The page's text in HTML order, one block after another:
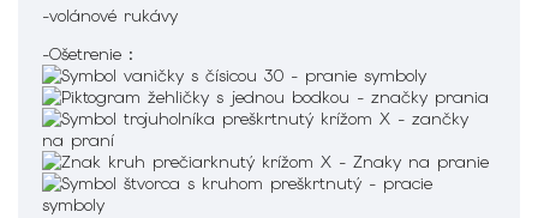
-volánové rukávy
-Ošetrenie :